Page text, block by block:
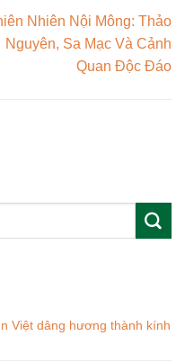
Nhiên Nội Mông: Thảo
Nguyên, Sa Mạc Và Cảnh
Quan Độc Đáo
Việt dâng hương thành kính